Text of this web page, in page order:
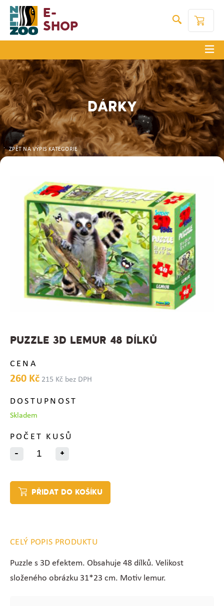
E-
Shop
DÁRKY
ZPĚT NA VÝPIS KATEGORIE
PUZZLE 3D LEMUR 48 DÍLKŮ
CENA
260 Kč 215 Kč bez DPH
DOSTUPNOST
Skladem
POČET KUSŮ
-
+
PŘIDAT DO KOŠÍKU
CELÝ POPIS PRODUKTU
Puzzle s 3D efektem. Obsahuje 48 dílků. Velikost
složeného obrázku 31*23 cm. Motiv lemur.